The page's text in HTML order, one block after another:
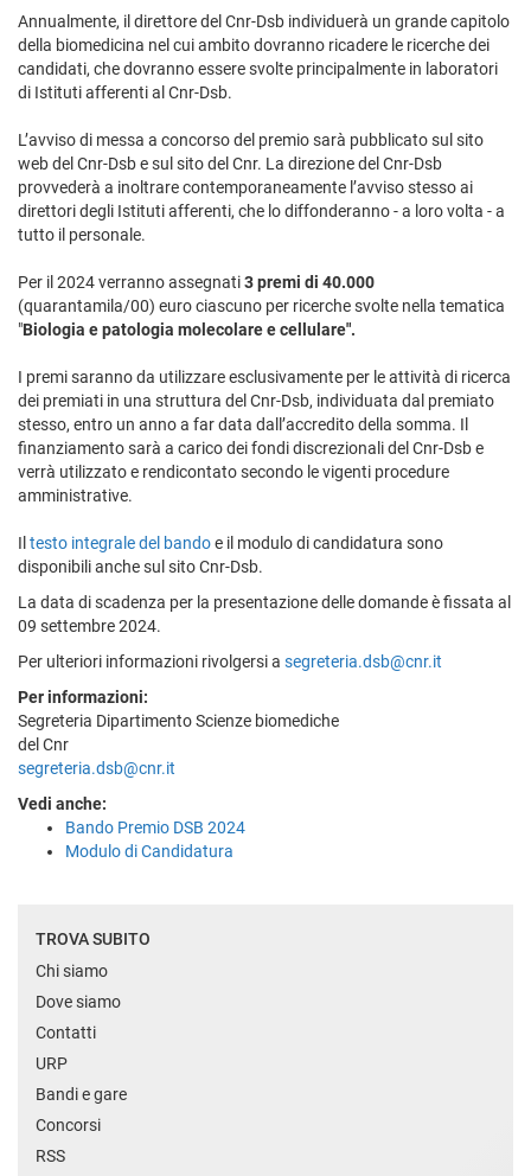
Annualmente, il direttore del Cnr-Dsb individuerà un grande capitolo
della biomedicina nel cui ambito dovranno ricadere le ricerche dei
candidati, che dovranno essere svolte principalmente in laboratori
di Istituti afferenti al Cnr-Dsb.
L’avviso di messa a concorso del premio sarà pubblicato sul sito
web del Cnr-Dsb e sul sito del Cnr. La direzione del Cnr-Dsb
provvederà a inoltrare contemporaneamente l’avviso stesso ai
direttori degli Istituti afferenti, che lo diffonderanno - a loro volta - a
tutto il personale.
Per il 2024 verranno assegnati3 premi di 40.000
(quarantamila/00) euro ciascuno per ricerche svolte nella tematica
"Biologia e patologia molecolare e cellulare".
I premi saranno da utilizzare esclusivamente per le attività di ricerca
dei premiati in una struttura del Cnr-Dsb, individuata dal premiato
stesso, entro un anno a far data dall’accredito della somma. Il
finanziamento sarà a carico dei fondi discrezionali del Cnr-Dsb e
verrà utilizzato e rendicontato secondo le vigenti procedure
amministrative.
Il testo integrale del bandoe il modulo di candidatura sono
disponibili anche sul sito Cnr-Dsb.
La data di scadenza per la presentazione delle domande è fissata al
09 settembre 2024.
Per ulteriori informazioni rivolgersi a segreteria.dsb@cnr.it
Per informazioni:
Segreteria Dipartimento Scienze biomediche
del Cnr
segreteria.dsb@cnr.it
Vedi anche:
Bando Premio DSB 2024
Modulo di Candidatura
TROVA SUBITO
Chi siamo
Dove siamo
Contatti
URP
Bandi e gare
Concorsi
RSS